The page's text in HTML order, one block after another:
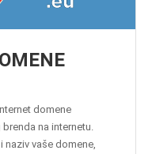
domene
na internetu.
vaše domene,